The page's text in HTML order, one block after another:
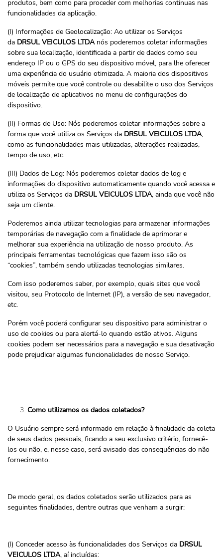
produtos, bem como para proceder com melhorias contínuas nas
funcionalidades da aplicação.
(I) Informações de Geolocalização: Ao utilizar os Serviços
da DRSUL VEICULOS LTDAnós poderemos coletar informações
sobre sua localização, identificada a partir de dados como seu
endereço IP ou o GPS do seu dispositivo móvel, para lhe oferecer
uma experiência do usuário otimizada. A maioria dos dispositivos
móveis permite que você controle ou desabilite o uso dos Serviços
de localização de aplicativos no menu de configurações do
dispositivo.
(II) Formas de Uso: Nós poderemos coletar informações sobre a
forma que você utiliza os Serviços da DRSUL VEICULOS LTDA,
como as funcionalidades mais utilizadas, alterações realizadas,
tempo de uso, etc.
(III) Dados de Log: Nós poderemos coletar dados de log e
informações do dispositivo automaticamente quando você acessa e
utiliza os Serviços da DRSUL VEICULOS LTDA, ainda que você não
seja um cliente.
Poderemos ainda utilizar tecnologias para armazenar informações
temporárias de navegação com a finalidade de aprimorar e
melhorar sua experiência na utilização de nosso produto. As
principais ferramentas tecnológicas que fazem isso são os
“cookies”, também sendo utilizadas tecnologias similares.
Com isso poderemos saber, por exemplo, quais sites que você
visitou, seu Protocolo de Internet (IP), a versão de seu navegador,
etc.
Porém você poderá configurar seu dispositivo para administrar o
uso de cookies ou para alertá-lo quando estão ativos. Alguns
cookies podem ser necessários para a navegação e sua desativação
pode prejudicar algumas funcionalidades de nosso Serviço.
Como utilizamos os dados coletados?
O Usuário sempre será informado em relação à finalidade da coleta
de seus dados pessoais, ficando a seu exclusivo critério, fornecê-
los ou não, e, nesse caso, será avisado das consequências do não
fornecimento.
De modo geral, os dados coletados serão utilizados para as
seguintes finalidades, dentre outras que venham a surgir:
(I) Conceder acesso às funcionalidades dos Serviços da DRSUL
VEICULOS LTDA, aí incluídas: